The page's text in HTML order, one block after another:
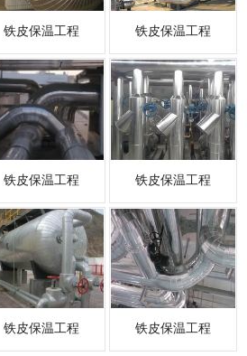
铁皮保温工程 铁皮保温工程
铁皮保温工程 铁皮保温工程
铁皮保温工程 铁皮保温工程